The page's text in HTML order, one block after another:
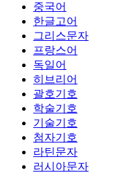
중국어
한글고어
그리스문자
프랑스어
독일어
히브리어
괄호기호
학술기호
기술기호
첨자기호
라틴문자
러시아문자